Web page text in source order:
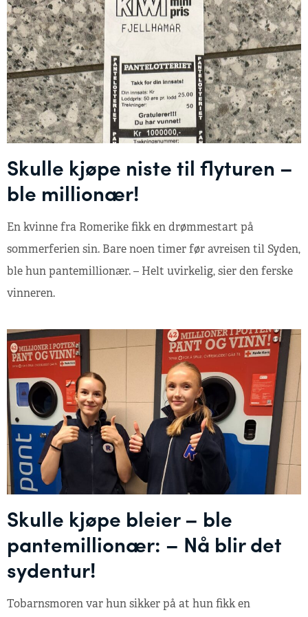
Skulle kjøpe niste til flyturen –
ble millionær!
En kvinne fra Romerike fikk en drømmestart på
sommerferien sin. Bare noen timer før avreisen til Syden,
ble hun pantemillionær. – Helt uvirkelig, sier den ferske
vinneren.
Skulle kjøpe bleier – ble
pantemillionær: – Nå blir det
sydentur!
Tobarnsmoren var hun sikker på at hun fikk en